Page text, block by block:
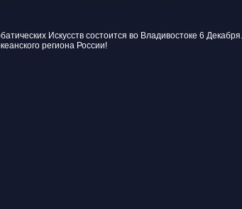
Искусств состоится во Владивостоке 6
региона России!